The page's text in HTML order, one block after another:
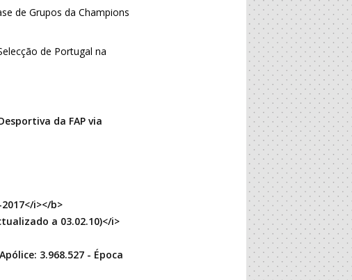
de Grupos da Champions
de Portugal na
da FAP via
i></b>
a 03.02.10)</i>
3.968.527 - Época